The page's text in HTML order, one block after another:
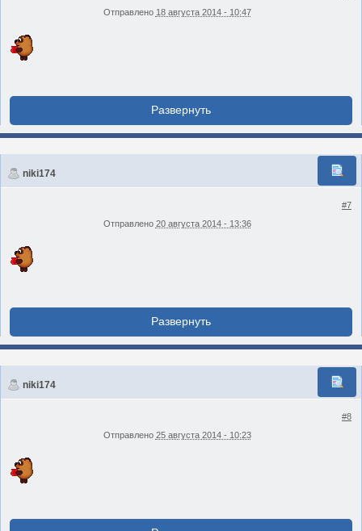
Отправлено 18 августа 2014 - 10:47
niki174
#7
Отправлено 20 августа 2014 - 13:36
niki174
#8
Отправлено 25 августа 2014 - 10:23